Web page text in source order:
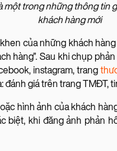
một trong những thông tin
khách hàng mới
của những khách
hàng”. Sau khi chụp
instagram, trang
giá trên trang TMĐT,
hình ảnh của khách
biệt, khi đăng ảnh phản